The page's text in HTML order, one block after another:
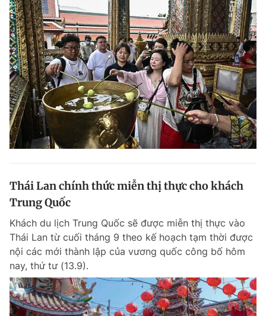
Thái Lan chính thức miễn thị thực cho khách
Trung Quốc
Khách du lịch Trung Quốc sẽ được miễn thị thực vào
Thái Lan từ cuối tháng 9 theo kế hoạch tạm thời được
nội các mới thành lập của vương quốc công bố hôm
nay, thứ tư (13.9).